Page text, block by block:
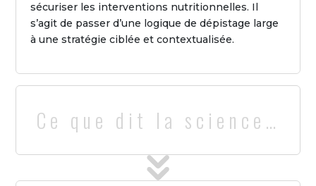
sécuriser les interventions nutritionnelles. Il
s’agit de passer d’une logique de dépistage large
à une stratégie ciblée et contextualisée.
Ce que dit la science…